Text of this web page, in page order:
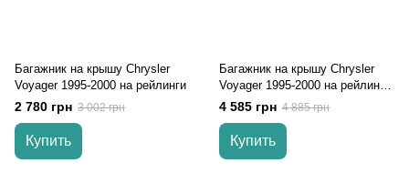
Багажник на крышу Chrysler
Voyager 1995-2000 на рейлинги
2 780 грн 3 002 грн
Купить
Багажник на крышу Chrysler
Voyager 1995-2000 на рейлинги
серый Turtle
4 585 грн 4 885 грн
Купить